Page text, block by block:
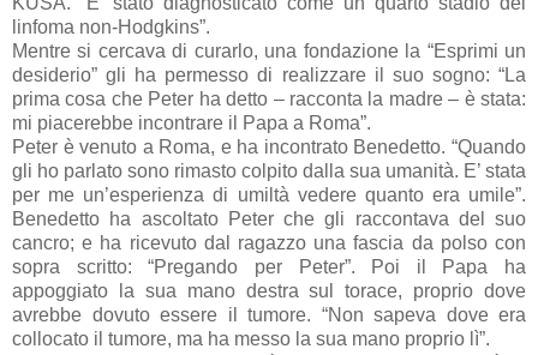
linfoma non-Hodgkins”.
Mentre si cercava di curarlo, una fondazione la “Esprimi un
desiderio” gli ha permesso di realizzare il suo sogno: “La
prima cosa che Peter ha detto – racconta la madre – è stata:
mi piacerebbe incontrare il Papa a Roma”.
Peter è venuto a Roma, e ha incontrato Benedetto. “Quando
gli ho parlato sono rimasto colpito dalla sua umanità. E’ stata
per me un’esperienza di umiltà vedere quanto era umile”.
Benedetto ha ascoltato Peter che gli raccontava del suo
cancro; e ha ricevuto dal ragazzo una fascia da polso con
sopra scritto: “Pregando per Peter”. Poi il Papa ha
appoggiato la sua mano destra sul torace, proprio dove
avrebbe dovuto essere il tumore. “Non sapeva dove era
collocato il tumore, ma ha messo la sua mano proprio lì”.